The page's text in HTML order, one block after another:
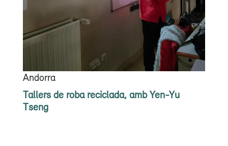
Andorra
Tallers de roba reciclada, amb Yen-Yu
Tseng